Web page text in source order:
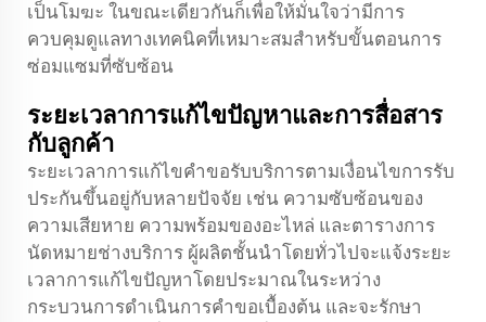
เป็นโมฆะ ในขณะเดียวกันก็เพื่อให้มั่นใจว่ามีการ
ควบคุมดูแลทางเทคนิคที่เหมาะสมสำหรับขั้นตอนการ
ซ่อมแซมที่ซับซ้อน
ระยะเวลาการแก้ไขปัญหาและการสื่อสาร
กับลูกค้า
ระยะเวลาการแก้ไขคำขอรับบริการตามเงื่อนไขการรับ
ประกันขึ้นอยู่กับหลายปัจจัย เช่น ความซับซ้อนของ
ความเสียหาย ความพร้อมของอะไหล่ และตารางการ
นัดหมายช่างบริการ ผู้ผลิตชั้นนำโดยทั่วไปจะแจ้งระยะ
เวลาการแก้ไขปัญหาโดยประมาณในระหว่าง
กระบวนการดำเนินการคำขอเบื้องต้น และจะรักษา